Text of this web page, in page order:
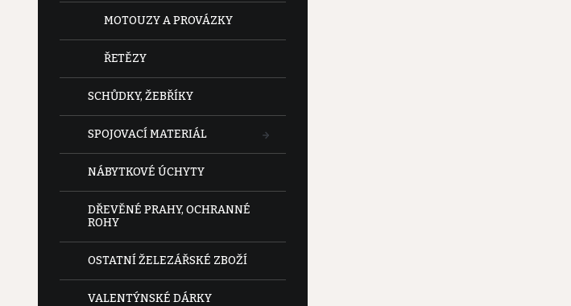
MOTOUZY A PROVÁZKY
ŘETĚZY
SCHŮDKY, ŽEBŘÍKY
SPOJOVACÍ MATERIÁL
NÁBYTKOVÉ ÚCHYTY
DŘEVĚNÉ PRAHY, OCHRANNÉ
ROHY
OSTATNÍ ŽELEZÁŘSKÉ ZBOŽÍ
VALENTÝNSKÉ DÁRKY